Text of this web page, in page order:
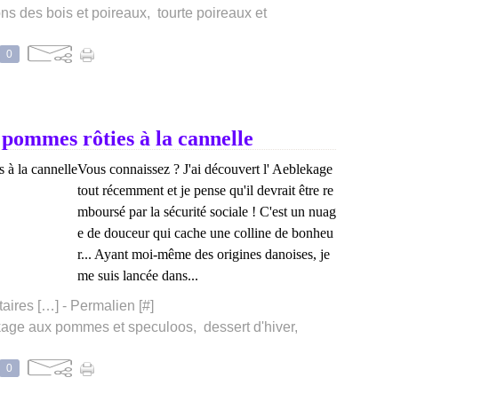
des bois et poireaux, tourte poireaux et
0
rôties à la cannelle
Vous connaissez ? J'ai découvert l' Aeblekage
tout récemment et je pense qu'il devrait être re
mboursé par la sécurité sociale ! C'est un nuag
e de douceur qui cache une colline de bonheu
r... Ayant moi-même des origines danoises, je
me suis lancée dans...
[…] - Permalien [#]
aux pommes et speculoos, dessert d'hiver,
0